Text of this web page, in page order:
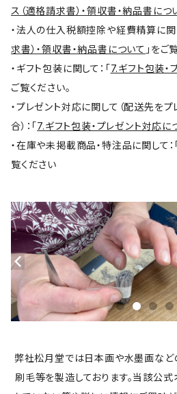
ス（適格請求書）・領収書・納品書につ
・法人の仕入税額控除や経費精算に関
求書）・領収書・納品書について 」をご
・ギフト包装に関して：「7.ギフト包装・
ご覧ください。
・プレゼント対応に関して（配送先を
合）：「7.ギフト包装・プレゼント対応に
・在庫や未掲載商品・特注品に関して：
覧ください
弊社松月堂では日本画や水墨画など
刷毛等を製造しております。当該公式